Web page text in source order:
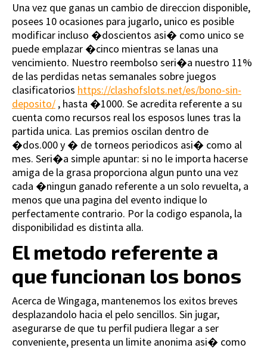
Una vez que ganas un cambio de direccion disponible,
posees 10 ocasiones para jugarlo, unico es posible
modificar incluso �doscientos asi� como unico se
puede emplazar �cinco mientras se lanas una
vencimiento. Nuestro reembolso seri�a nuestro 11%
de las perdidas netas semanales sobre juegos
clasificatorios https://clashofslots.net/es/bono-sin-
deposito/ , hasta �1000. Se acredita referente a su
cuenta como recursos real los esposos lunes tras la
partida unica. Las premios oscilan dentro de
�dos.000 y � de torneos periodicos asi� como al
mes. Seri�a simple apuntar: si no le importa hacerse
amiga de la grasa proporciona algun punto una vez
cada �ningun ganado referente a un solo revuelta, a
menos que una pagina del evento indique lo
perfectamente contrario. Por la codigo espanola, la
disponibilidad es distinta alla.
El metodo referente a
que funcionan los bonos
Acerca de Wingaga, mantenemos los exitos breves
desplazandolo hacia el pelo sencillos. Sin jugar,
asegurarse de que tu perfil pudiera llegar a ser
conveniente, presenta un limite anonima asi� como